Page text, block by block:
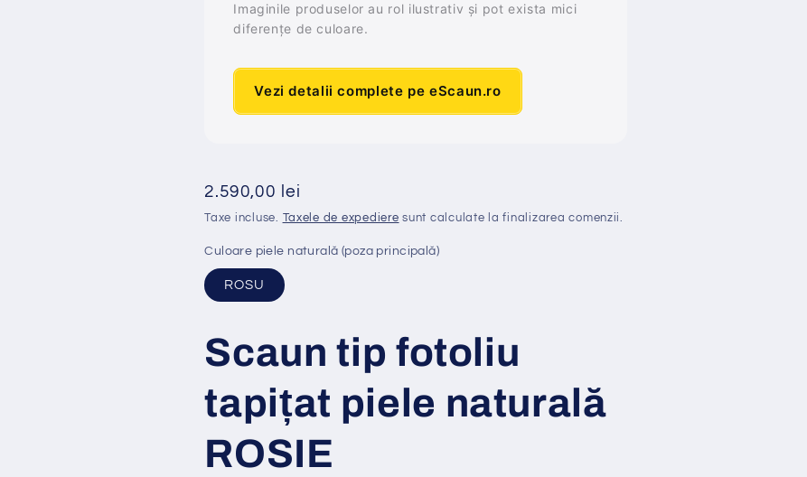
Imaginile produselor au rol ilustrativ și pot exista mici
diferențe de culoare.
Vezi detalii complete pe eScaun.ro
Preț
obișnuit
2.590,00 lei
Taxe incluse. Taxele de expediere sunt calculate la finalizarea comenzii.
Culoare piele naturală (poza principală)
ROSU
Scaun tip fotoliu
tapițat piele naturală
ROSIE